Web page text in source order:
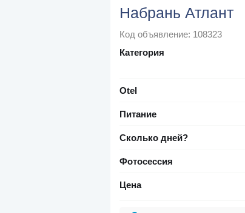
Набрань Атлант
Код объявление: 108323
Категория
Otel
Питание
Сколько дней?
Фотосессия
Цена